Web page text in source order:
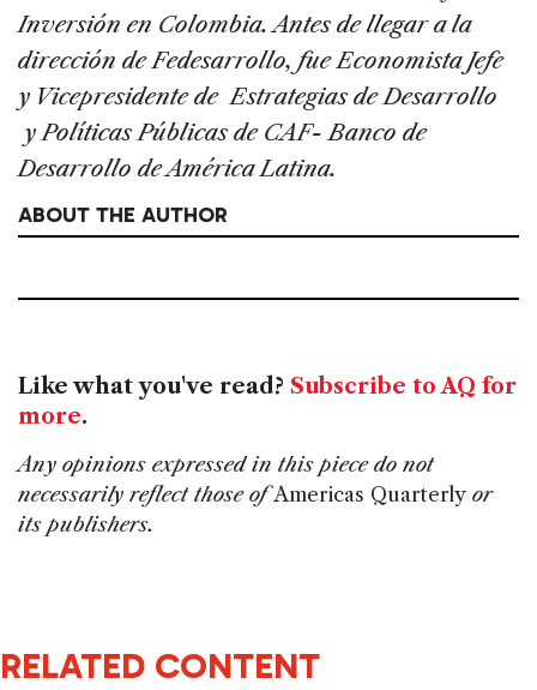
Inversión en Colombia. Antes de llegar a la
dirección de Fedesarrollo, fue Economista Jefe
y Vicepresidente de Estrategias de Desarrollo
y Políticas Públicas de CAF- Banco de
Desarrollo de América Latina.
ABOUT THE AUTHOR
Like what you've read? Subscribe to AQ for
more.
Any opinions expressed in this piece do not
necessarily reflect those ofAmericas Quarterly or
its publishers.
RELATED CONTENT